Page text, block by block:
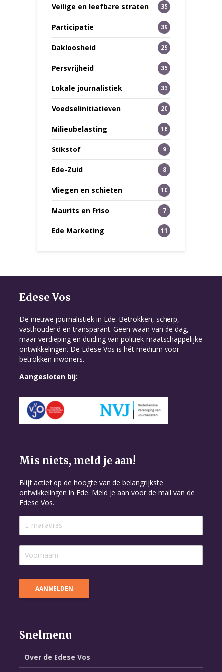
Veilige en leefbare straten 35
Participatie 39
Dakloosheid 29
Persvrijheid 35
Lokale journalistiek 33
Voedselinitiatieven 20
Milieubelasting 16
Stikstof 9
Ede-Zuid 8
Vliegen en schieten 10
Maurits en Friso 7
Ede Marketing 11
Edese Vos
De nieuwe journalistiek in Ede. Betrokken, scherp,
vasthoudend en transparant. Geen waan van de dag,
maar verdieping en duiding van politiek-maatschappelijke
ontwikkelingen. De Edese Vos is hét medium voor
betrokken inwoners.
Aangesloten bij:
Mis niets, meld je aan!
Blijf actief op de hoogte van de belangrijkste
ontwikkelingen in Ede. Meld je aan voor de mail van de
Edese Vos.
Snelmenu
Over de Edese Vos